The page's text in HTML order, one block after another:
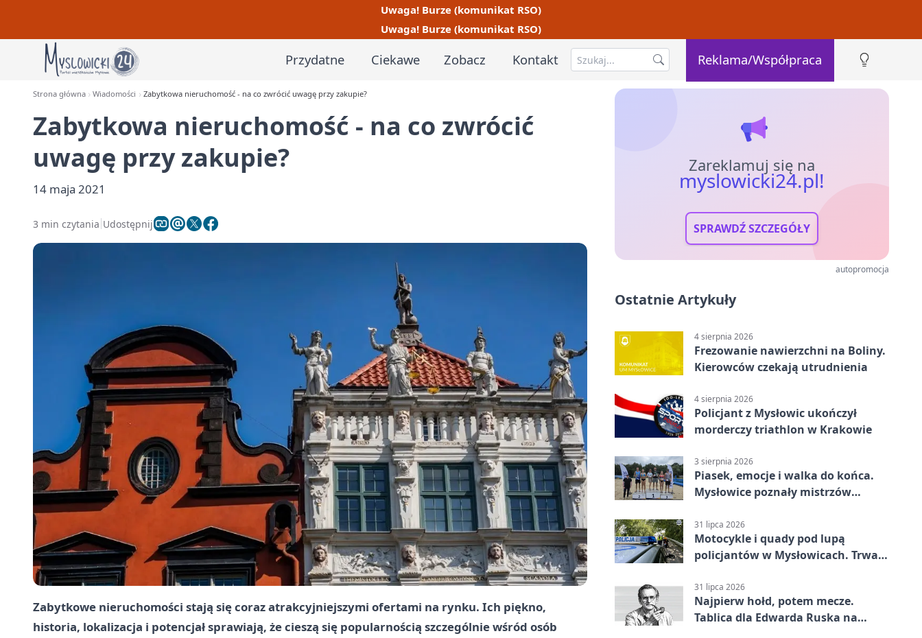
Uwaga! Burze (komunikat RSO)
Uwaga! Burze (komunikat RSO)
Przydatne Ciekawe Zobacz Kontakt Reklama/Współpraca
Strona główna Wiadomości Zabytkowa nieruchomość - na co zwrócić uwagę przy zakupie?
Zabytkowa nieruchomość - na co zwrócić
uwagę przy zakupie?
14 maja 2021
3 min czytania Udostępnij
Zabytkowe nieruchomości stają się coraz atrakcyjniejszymi ofertami na rynku. Ich piękno,
historia, lokalizacja i potencjał sprawiają, że cieszą się popularnością szczególnie wśród osób
Zareklamuj się na
myslowicki24.pl!
SPRAWDŹ SZCZEGÓŁY
autopromocja
Ostatnie Artykuły
4 sierpnia 2026
Frezowanie nawierzchni na Boliny.
Kierowców czekają utrudnienia
4 sierpnia 2026
Policjant z Mysłowic ukończył
morderczy triathlon w Krakowie
3 sierpnia 2026
Piasek, emocje i walka do końca.
Mysłowice poznały mistrzów
31 lipca 2026
Motocykle i quady pod lupą
policjantów w Mysłowicach. Trwa
31 lipca 2026
Najpierw hołd, potem mecze.
Tablica dla Edwarda Ruska na